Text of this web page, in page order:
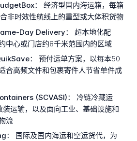
：
经济型国内海运箱，每箱
非时效性航线上的重型或大体积货物
Day Delivery：
超本地化配
中心或门店约8千米范围内的区域
：
预付运单方案，以每本50
合高频文件和包裹寄件人节省单件成
(SCVASI)：
冷链冷藏运
装运输，以及面向工业、基础设施和
流
：
国际及国内海运和空运货代，为